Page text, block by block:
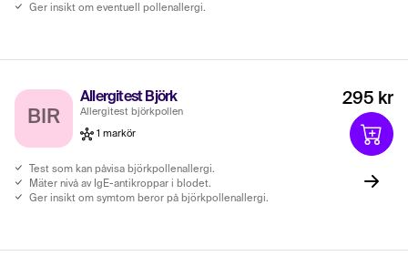
Ger insikt om eventuell pollenallergi.
BIR
Allergitest Björk
Allergitest björkpollen
1 markör
Test som kan påvisa björkpollenallergi.
Mäter nivå av IgE-antikroppar i blodet.
Ger insikt om symtom beror på björkpollenallergi.
295 kr